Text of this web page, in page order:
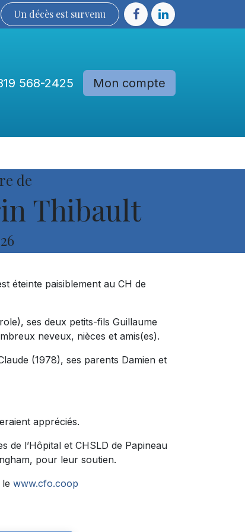
Un décès est sur​​​​​​​​ve​nu​​​​​​​​​​
568-2425 Mon compte
de
Thibault
éteinte paisiblement au CH de
ses deux petits-fils Guillaume
neveux, nièces et amis(es).
(1978), ses parents Damien et
appréciés.
de l’Hôpital et CHSLD de Papineau
pour leur soutien.
www.cfo.coop